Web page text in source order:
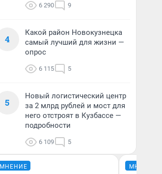
6 290 9
4
Какой район Новокузнецка
самый лучший для жизни —
опрос
6 115 5
5
Новый логистический центр
за 2 млрд рублей и мост для
него отстроят в Кузбассе —
подробности
6 109 5
МНЕНИЕ МНЕНИЕ